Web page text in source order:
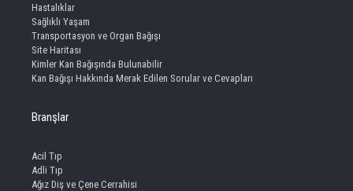
Hastalıklar
Sağlıklı Yaşam
Transportasyon ve Organ Bağışı
Site Haritası
Kimler Kan Bağışında Bulunabilir
Kan Bağışı Hakkında Merak Edilen Sorular ve Cevapları
Branşlar
Acil Tıp
Adli Tıp
Ağız Diş ve Çene Cerrahisi